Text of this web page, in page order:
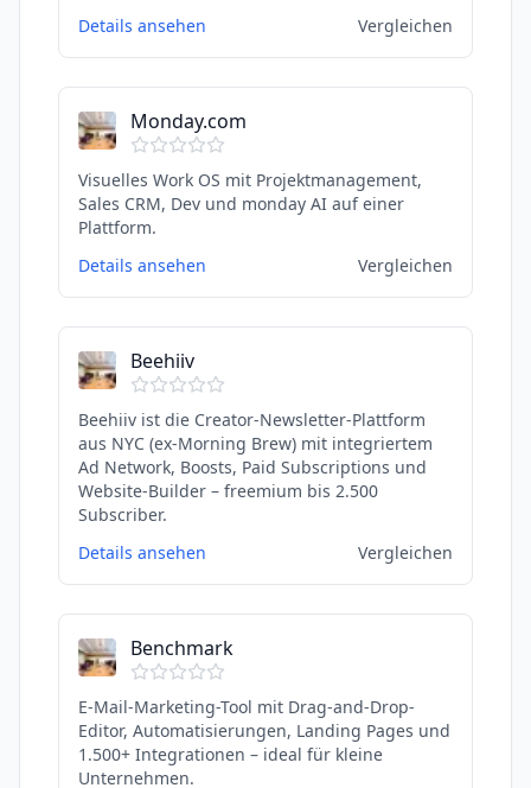
Details ansehen
Vergleichen
Monday.com
Visuelles Work OS mit Projektmanagement,
Sales CRM, Dev und monday AI auf einer
Plattform.
Details ansehen
Vergleichen
Beehiiv
Beehiiv ist die Creator-Newsletter-Plattform
aus NYC (ex-Morning Brew) mit integriertem
Ad Network, Boosts, Paid Subscriptions und
Website-Builder – freemium bis 2.500
Subscriber.
Details ansehen
Vergleichen
Benchmark
E-Mail-Marketing-Tool mit Drag-and-Drop-
Editor, Automatisierungen, Landing Pages und
1.500+ Integrationen – ideal für kleine
Unternehmen.